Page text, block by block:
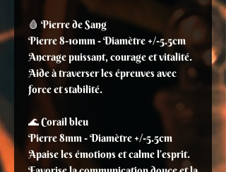
🩸 Pierre de Sang
Pierre 8-10mm - Diamètre +/-5.5cm
Ancrage puissant, courage et vitalité.
Aide à traverser les épreuves avec
force et stabilité.
🌊 Corail bleu
Pierre 8mm - Diamètre +/-5.5cm
Apaise les émotions et calme l’esprit.